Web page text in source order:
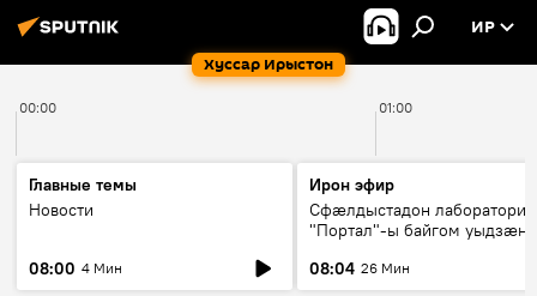
Хуссар Ирыстон
ИР
00:00 01:00
Главные темы
Новости
08:00 4 Мин
Ирон эфир
Сфæлдыстадон лаборатори
"Портал"-ы байгом уыдзæн
Æхсары куыстыты равдыст
08:04 26 Мин